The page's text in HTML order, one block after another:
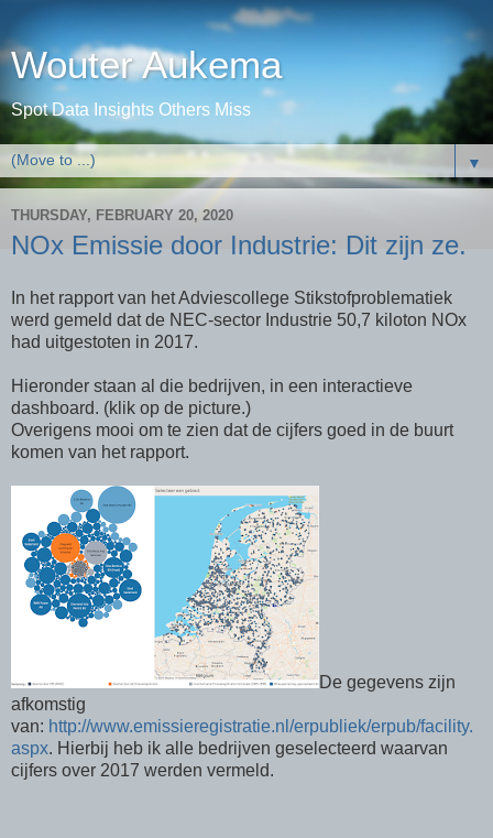
Wouter Aukema
Spot Data Insights Others Miss
▼
THURSDAY, FEBRUARY 20, 2020
NOx Emissie door Industrie: Dit zijn ze.
In het rapport van het Adviescollege Stikstofproblematiek
werd gemeld dat de NEC-sector Industrie 50,7 kiloton NOx
had uitgestoten in 2017.
Hieronder staan al die bedrijven, in een interactieve
dashboard. (klik op de picture.)
Overigens mooi om te zien dat de cijfers goed in de buurt
komen van het rapport.
De gegevens zijn
afkomstig
van: http://www.emissieregistratie.nl/erpubliek/erpub/facility.
aspx. Hierbij heb ik alle bedrijven geselecteerd waarvan
cijfers over 2017 werden vermeld.